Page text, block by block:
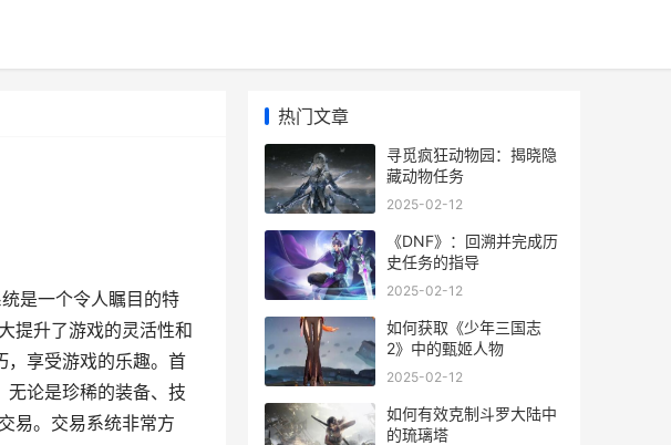
是一个令人瞩目的特
提升了游戏的灵活性和
，享受游戏的乐趣。首
无论是珍稀的装备、技
易。交易系统非常方
热门文章
寻觅疯狂动物园：揭晓隐
藏动物任务
2025-02-12
《DNF》：回溯并完成历
史任务的指导
2025-02-12
如何获取《少年三国志
2》中的甄姬人物
2025-02-12
如何有效克制斗罗大陆中
的琉璃塔